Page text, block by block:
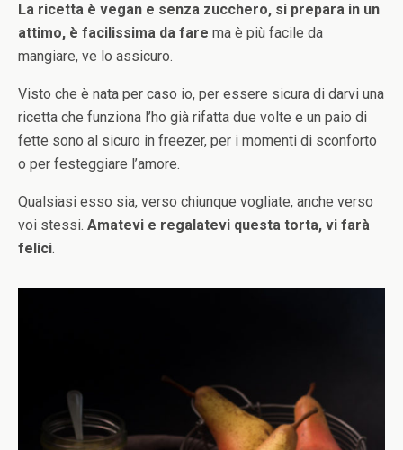
La ricetta è vegan e senza zucchero, si prepara in un
attimo, è facilissima da fare ma è più facile da
mangiare, ve lo assicuro.
Visto che è nata per caso io, per essere sicura di darvi una
ricetta che funziona l’ho già rifatta due volte e un paio di
fette sono al sicuro in freezer, per i momenti di sconforto
o per festeggiare l’amore.
Qualsiasi esso sia, verso chiunque vogliate, anche verso
voi stessi. Amatevi e regalatevi questa torta, vi farà
felici.